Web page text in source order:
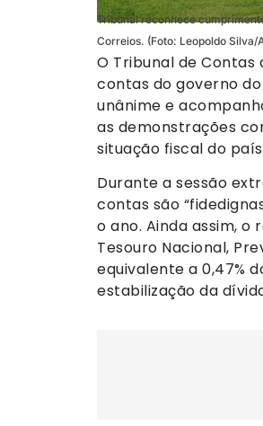
Tribunal reconhece
Correios. (Foto: Leopoldo Silva/
O Tribunal de
contas do governo
unânime e
as demonstrações
situação fiscal do
Durante a sessão
contas são
o ano. Ainda assim,
Tesouro Nacional,
equivalente a 0,47%
estabilização da